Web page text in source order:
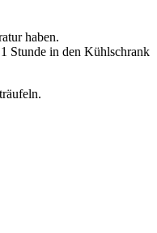
haben.
Stunde in den Kühlschrank